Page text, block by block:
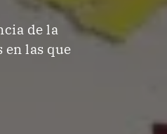
de la
las que